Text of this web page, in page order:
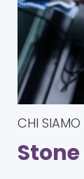
CHI SIAMO